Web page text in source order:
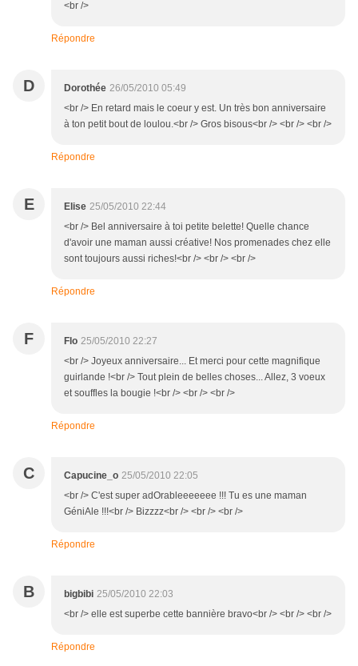
<br />
Répondre
D Dorothée 26/05/2010 05:49
<br /> En retard mais le coeur y est. Un très bon anniversaire
à ton petit bout de loulou.<br /> Gros bisous<br /> <br /> <br />
Répondre
E Elise 25/05/2010 22:44
<br /> Bel anniversaire à toi petite belette! Quelle chance
d'avoir une maman aussi créative! Nos promenades chez elle
sont toujours aussi riches!<br /> <br /> <br />
Répondre
F Flo 25/05/2010 22:27
<br /> Joyeux anniversaire... Et merci pour cette magnifique
guirlande !<br /> Tout plein de belles choses... Allez, 3 voeux
et souffles la bougie !<br /> <br /> <br />
Répondre
C Capucine_o 25/05/2010 22:05
<br /> C'est super adOrableeeeeee !!! Tu es une maman
GéniAle !!!<br /> Bizzzz<br /> <br /> <br />
Répondre
B bigbibi 25/05/2010 22:03
<br /> elle est superbe cette bannière bravo<br /> <br /> <br />
Répondre